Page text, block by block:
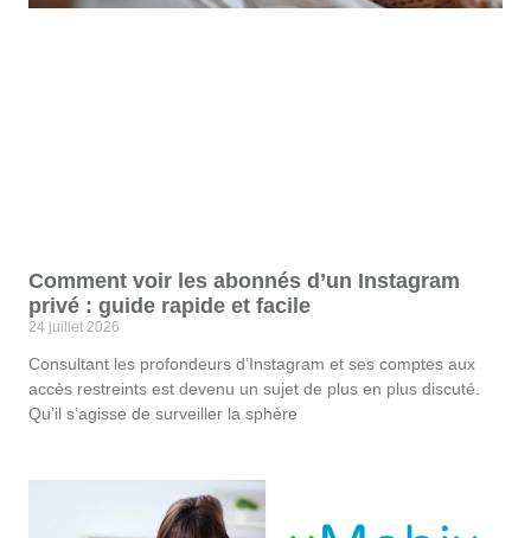
Comment voir les abonnés d’un Instagram
privé : guide rapide et facile
24 juillet 2026
Consultant les profondeurs d’Instagram et ses comptes aux
accès restreints est devenu un sujet de plus en plus discuté.
Qu’il s’agisse de surveiller la sphère